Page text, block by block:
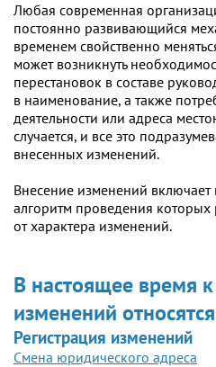
Любая современная
постоянно развивающийся
временем свойственно
может возникнуть
перестановок в составе
в наименование, а также
деятельности или адреса
случается, и все это
внесенных изменений.
Внесение изменений включает
алгоритм проведения которых
от характера изменений.
В настоящее время
изменений
Регистрация изменений
Смена юридического адреса